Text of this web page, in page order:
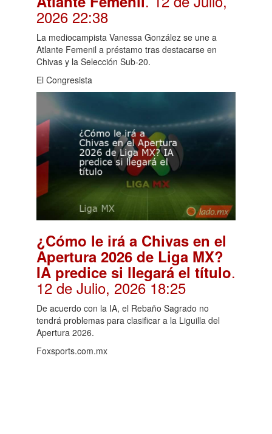
2026 22:38
La mediocampista Vanessa González se une a
Atlante Femenil a préstamo tras destacarse en
Chivas y la Selección Sub-20.
El Congresista
¿Cómo le irá a Chivas en el
Apertura 2026 de Liga MX?
IA predice si llegará el título.
12 de Julio, 2026 18:25
De acuerdo con la IA, el Rebaño Sagrado no
tendrá problemas para clasificar a la Liguilla del
Apertura 2026.
Foxsports.com.mx